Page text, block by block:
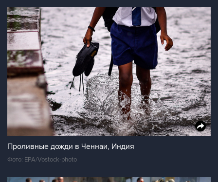
Проливные дожди в Ченнаи, Индия
Фото: EPA/Vostock-photo